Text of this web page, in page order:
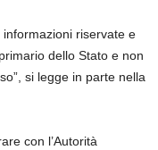
riservate e
dello Stato e non
si legge in parte nella
con l’Autorità